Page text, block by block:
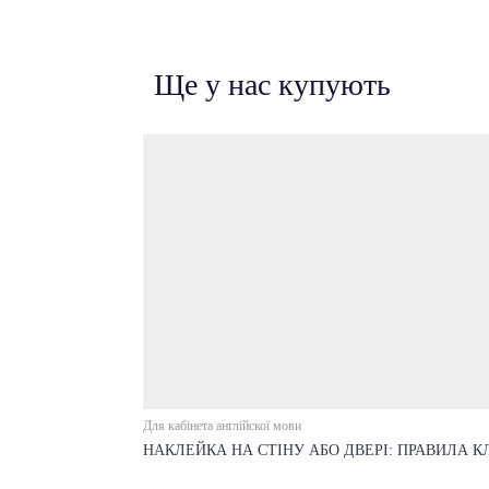
Ще у нас купують
Для кабінета англійскої мови
НАКЛЕЙКА НА СТІНУ АБО ДВЕРІ: ПРАВИЛА